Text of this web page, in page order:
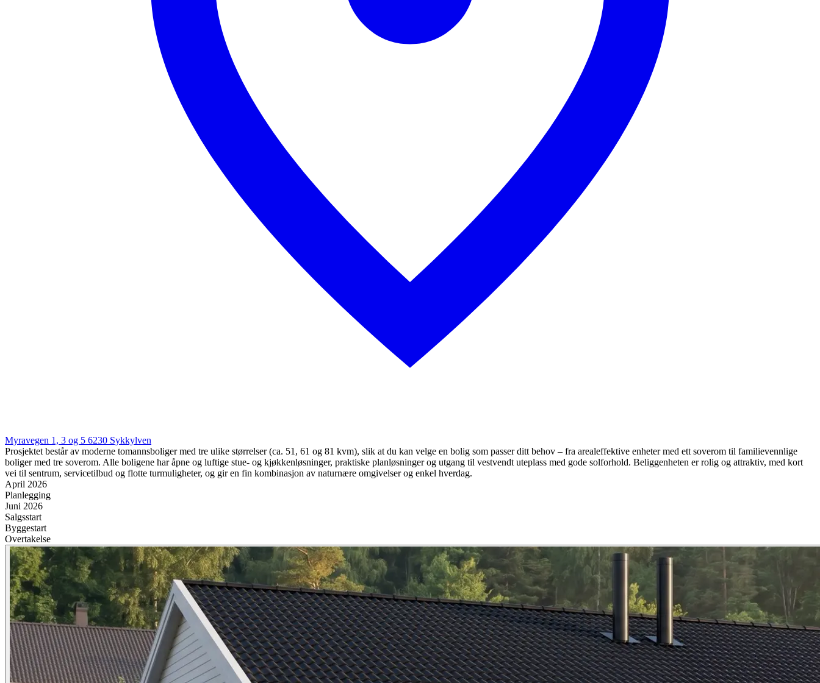
Myravegen 1, 3 og 5 6230 Sykkylven
Prosjektet består av moderne tomannsboliger med tre ulike størrelser (ca. 51, 61 og 81 kvm), slik at du kan velge en bolig som passer ditt behov – fra arealeffektive enheter med ett soverom til familievennlige
boliger med tre soverom. Alle boligene har åpne og luftige stue- og kjøkkenløsninger, praktiske planløsninger og utgang til vestvendt uteplass med gode solforhold. Beliggenheten er rolig og attraktiv, med kort
vei til sentrum, servicetilbud og flotte turmuligheter, og gir en fin kombinasjon av naturnære omgivelser og enkel hverdag.
April 2026
Planlegging
Juni 2026
Salgsstart
Byggestart
Overtakelse